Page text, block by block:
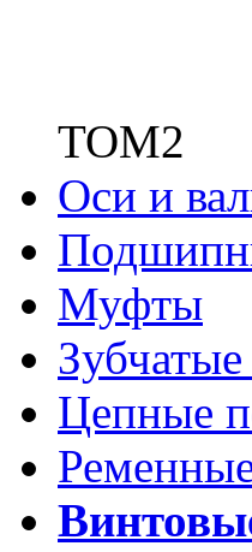
ТОМ2
Оси и
Муфты
Зубчатые
Цепные